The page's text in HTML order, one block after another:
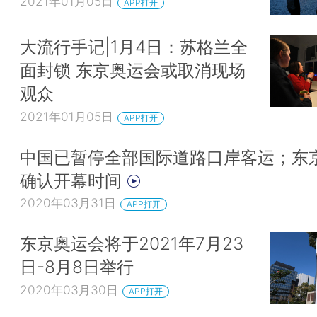
APP打开
大流行手记|1月4日：苏格兰全
面封锁 东京奥运会或取消现场
观众
2021年01月05日 APP打开
中国已暂停全部国际道路口岸客运；东
确认开幕时间
2020年03月31日 APP打开
东京奥运会将于2021年7月23
日-8月8日举行
2020年03月30日 APP打开